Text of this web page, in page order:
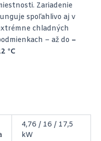
Zariadenie
spoľahlivo aj v
chladných
– až do –
°C
4,76 / 16 / 17,5
kW